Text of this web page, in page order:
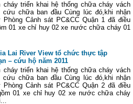
triển khai hệ thống chữa cháy vách
chữa ban đầu Cùng lúc đó,khi nhận
Cảnh sát PC&CC Quận 1 đã điều
01 xe chỉ huy 02 xe nước chữa cháy 01
Lai River View tổ chức thực tập
– cứu hộ năm 2011
triển khai hệ thống chữa cháy vách
chữa ban đầu Cùng lúc đó,khi nhận
Cảnh sát PC&CC Quận 2 đã điều
01 xe chỉ huy 02 xe nước chữa cháy